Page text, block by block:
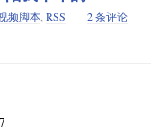
频脚本, RSS
2 条评论